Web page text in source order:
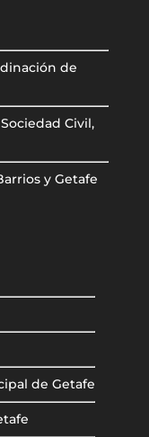
de
Civil,
y Getafe
de Getafe